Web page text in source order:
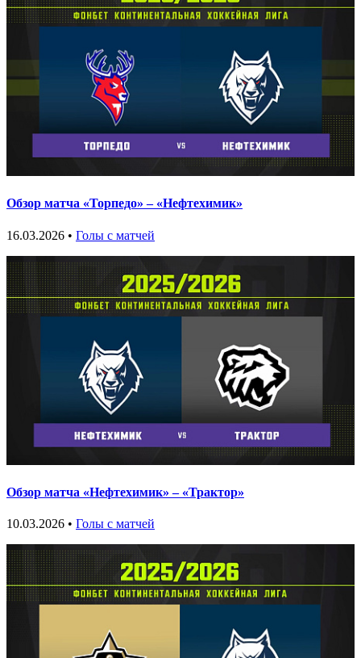
Обзор матча «Торпедо» – «Нефтехимик»
16.03.2026 • Голы с матчей
Обзор матча «Нефтехимик» – «Трактор»
10.03.2026 • Голы с матчей